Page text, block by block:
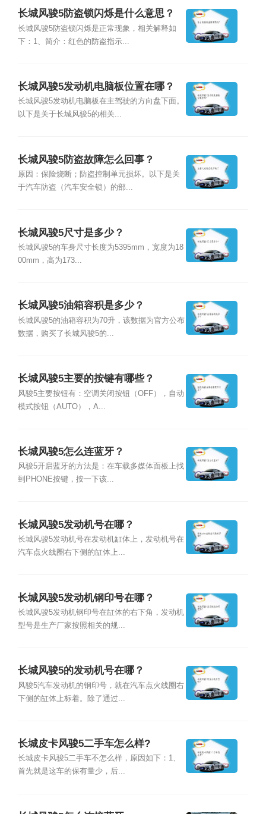
长城风骏5防盗锁闪烁是什么意思？
长城风骏5防盗锁闪烁是正常现象，相关解释如
下：1、简介：红色的防盗指示...
长城风骏5发动机电脑板位置在哪？
长城风骏5发动机电脑板在主驾驶的方向盘下面。
以下是关于长城风骏5的相关...
长城风骏5防盗故障怎么回事？
原因：保险烧断；防盗控制单元损坏。以下是关
于汽车防盗（汽车安全锁）的部...
长城风骏5尺寸是多少？
长城风骏5的车身尺寸长度为5395mm，宽度为18
00mm，高为173...
长城风骏5油箱容积是多少？
长城风骏5的油箱容积为70升，该数据为官方公布
数据，购买了长城风骏5的...
长城风骏5主要的按键有哪些？
风骏5主要按钮有：空调关闭按钮（OFF），自动
模式按钮（AUTO），A...
长城风骏5怎么连蓝牙？
风骏5开启蓝牙的方法是：在车载多媒体面板上找
到PHONE按键，按一下该...
长城风骏5发动机号在哪？
长城风骏5发动机号在发动机缸体上，发动机号在
汽车点火线圈右下侧的缸体上...
长城风骏5发动机钢印号在哪？
长城风骏5发动机钢印号在缸体的右下角，发动机
型号是生产厂家按照相关的规...
长城风骏5的发动机号在哪？
风骏5汽车发动机的钢印号，就在汽车点火线圈右
下侧的缸体上标着。除了通过...
长城皮卡风骏5二手车怎么样?
长城皮卡风骏5二手车不怎么样，原因如下：1、
首先就是这车的保有量少，后...